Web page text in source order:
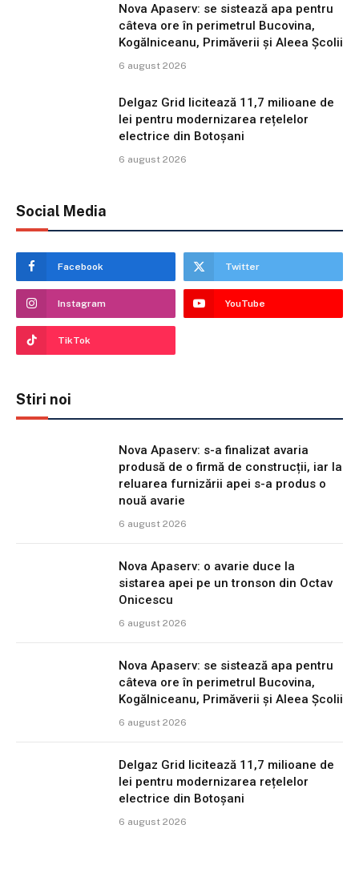
Nova Apaserv: se sistează apa pentru
câteva ore în perimetrul Bucovina,
Kogălniceanu, Primăverii și Aleea Școlii
6 august 2026
Delgaz Grid licitează 11,7 milioane de
lei pentru modernizarea rețelelor
electrice din Botoșani
6 august 2026
Social Media
Facebook Twitter
Instagram YouTube
TikTok
Stiri noi
Nova Apaserv: s-a finalizat avaria
produsă de o firmă de construcții, iar la
reluarea furnizării apei s-a produs o
nouă avarie
6 august 2026
Nova Apaserv: o avarie duce la
sistarea apei pe un tronson din Octav
Onicescu
6 august 2026
Nova Apaserv: se sistează apa pentru
câteva ore în perimetrul Bucovina,
Kogălniceanu, Primăverii și Aleea Școlii
6 august 2026
Delgaz Grid licitează 11,7 milioane de
lei pentru modernizarea rețelelor
electrice din Botoșani
6 august 2026